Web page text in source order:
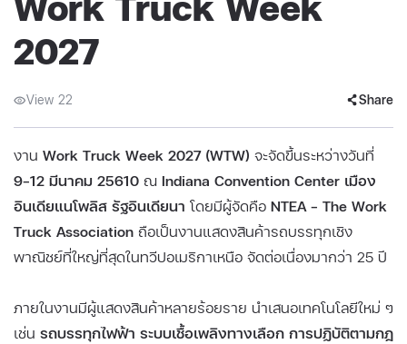
2027
View 22 Share
งาน Work Truck Week 2027 (WTW) จะจัดขึ้นระหว่างวันที่
9–12 มีนาคม 25610 ณ Indiana Convention Center เมือง
อินเดียแนโพลิส รัฐอินเดียนา โดยมีผู้จัดคือ NTEA – The Work
Truck Association ถือเป็นงานแสดงสินค้ารถบรรทุกเชิง
พาณิชย์ที่ใหญ่ที่สุดในทวีปอเมริกาเหนือ จัดต่อเนื่องมากว่า 25 ปี
ภายในงานมีผู้แสดงสินค้าหลายร้อยราย นำเสนอเทคโนโลยีใหม่ ๆ
เช่น รถบรรทุกไฟฟ้า ระบบเชื้อเพลิงทางเลือก การปฏิบัติตามกฎ